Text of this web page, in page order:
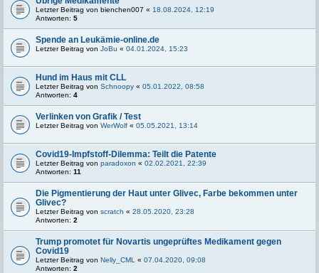
Letzter Beitrag von bienchen007 « 18.08.2024, 12:19
Antworten: 5
Spende an Leukämie-online.de
Letzter Beitrag von JoBu « 04.01.2024, 15:23
Hund im Haus mit CLL
Letzter Beitrag von Schnoopy « 05.01.2022, 08:58
Antworten: 4
Verlinken von Grafik / Test
Letzter Beitrag von WerWolf « 05.05.2021, 13:14
Covid19-Impfstoff-Dilemma: Teilt die Patente
Letzter Beitrag von paradoxon « 02.02.2021, 22:39
Antworten: 11
Die Pigmentierung der Haut unter Glivec, Farbe bekommen unter
Glivec?
Letzter Beitrag von scratch « 28.05.2020, 23:28
Antworten: 2
Trump promotet für Novartis ungeprüftes Medikament gegen
Covid19
Letzter Beitrag von Nelly_CML « 07.04.2020, 09:08
Antworten: 2